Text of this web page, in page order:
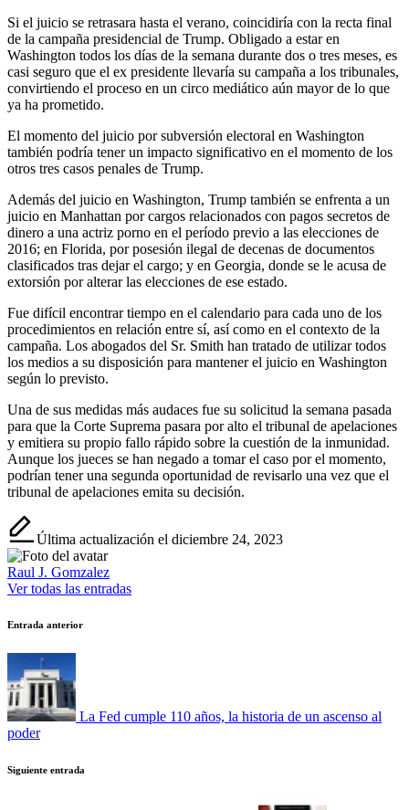
Si el juicio se retrasara hasta el verano, coincidiría con la recta final
de la campaña presidencial de Trump. Obligado a estar en
Washington todos los días de la semana durante dos o tres meses, es
casi seguro que el ex presidente llevaría su campaña a los tribunales,
convirtiendo el proceso en un circo mediático aún mayor de lo que
ya ha prometido.
El momento del juicio por subversión electoral en Washington
también podría tener un impacto significativo en el momento de los
otros tres casos penales de Trump.
Además del juicio en Washington, Trump también se enfrenta a un
juicio en Manhattan por cargos relacionados con pagos secretos de
dinero a una actriz porno en el período previo a las elecciones de
2016; en Florida, por posesión ilegal de decenas de documentos
clasificados tras dejar el cargo; y en Georgia, donde se le acusa de
extorsión por alterar las elecciones de ese estado.
Fue difícil encontrar tiempo en el calendario para cada uno de los
procedimientos en relación entre sí, así como en el contexto de la
campaña. Los abogados del Sr. Smith han tratado de utilizar todos
los medios a su disposición para mantener el juicio en Washington
según lo previsto.
Una de sus medidas más audaces fue su solicitud la semana pasada
para que la Corte Suprema pasara por alto el tribunal de apelaciones
y emitiera su propio fallo rápido sobre la cuestión de la inmunidad.
Aunque los jueces se han negado a tomar el caso por el momento,
podrían tener una segunda oportunidad de revisarlo una vez que el
tribunal de apelaciones emita su decisión.
Última actualización el diciembre 24, 2023
Raul J. Gomzalez
Ver todas las entradas
Navegación
de
entradas
Entrada anterior
La Fed cumple 110 años, la historia de un ascenso al
poder
Siguiente entrada